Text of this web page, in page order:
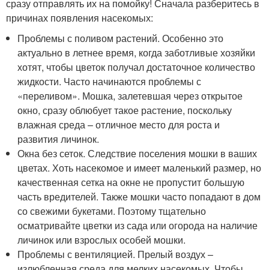
сразу отправлять их на помойку! Сначала разберитесь в
причинах появления насекомых:
Проблемы с поливом растений. Особенно это
актуально в летнее время, когда заботливые хозяйки
хотят, чтобы цветок получал достаточное количество
жидкости. Часто начинаются проблемы с
«переливом». Мошка, залетевшая через открытое
окно, сразу облюбует такое растение, поскольку
влажная среда – отличное место для роста и
развития личинок.
Окна без сеток. Следствие поселения мошки в ваших
цветах. Хоть насекомое и имеет маленький размер, но
качественная сетка на окне не пропустит большую
часть вредителей. Также мошки часто попадают в дом
со свежими букетами. Поэтому тщательно
осматривайте цветки из сада или огорода на наличие
личинок или взрослых особей мошки.
Проблемы с вентиляцией. Прелый воздух –